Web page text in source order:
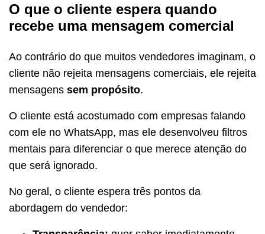
O que o cliente espera quando
recebe uma mensagem comercial
Ao contrário do que muitos vendedores imaginam, o
cliente não rejeita mensagens comerciais, ele rejeita
mensagens sem propósito.
O cliente está acostumado com empresas falando
com ele no WhatsApp, mas ele desenvolveu filtros
mentais para diferenciar o que merece atenção do
que será ignorado.
No geral, o cliente espera três pontos da
abordagem do vendedor: